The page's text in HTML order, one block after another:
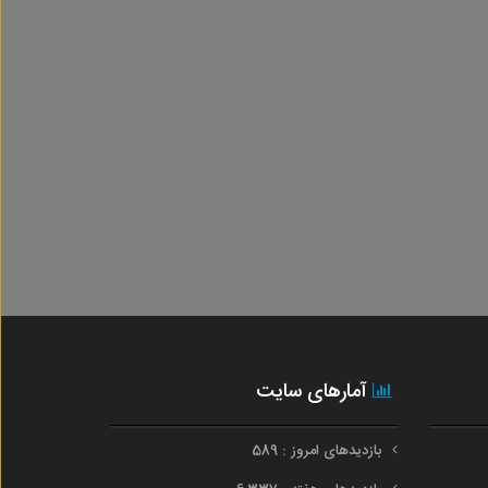
آمارهای سایت
بازدیدهای امروز : 589